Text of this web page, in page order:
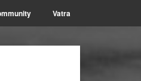
Vatra